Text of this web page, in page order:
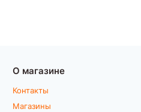
О магазине
Контакты
Магазины